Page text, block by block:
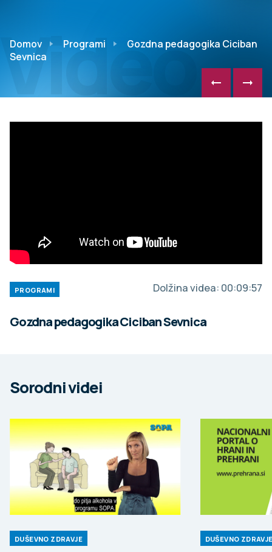
Video
Domov Programi
Gozdna pedagogika Ciciban
Sevnica
PROGRAMI Dolžina videa: 00:09:57
Gozdna pedagogika Ciciban Sevnica
Sorodni videi
DUŠEVNO ZDRAVJE DUŠEVNO